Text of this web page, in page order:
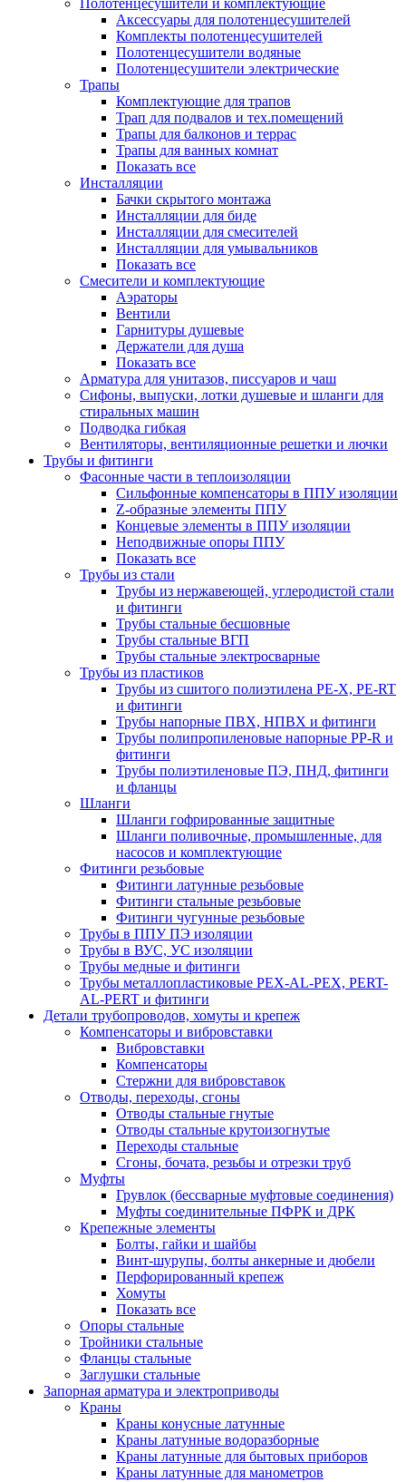
Полотенцесушители и комплектующие
Аксессуары для полотенцесушителей
Комплекты полотенцесушителей
Полотенцесушители водяные
Полотенцесушители электрические
Трапы
Комплектующие для трапов
Трап для подвалов и тех.помещений
Трапы для балконов и террас
Трапы для ванных комнат
Показать все
Инсталляции
Бачки скрытого монтажа
Инсталляции для биде
Инсталляции для смесителей
Инсталляции для умывальников
Показать все
Смесители и комплектующие
Аэраторы
Вентили
Гарнитуры душевые
Держатели для душа
Показать все
Арматура для унитазов, писсуаров и чаш
Сифоны, выпуски, лотки душевые и шланги для
стиральных машин
Подводка гибкая
Вентиляторы, вентиляционные решетки и лючки
Трубы и фитинги
Фасонные части в теплоизоляции
Cильфонные компенсаторы в ППУ изоляции
Z-образные элементы ППУ
Концевые элементы в ППУ изоляции
Неподвижные опоры ППУ
Показать все
Трубы из стали
Трубы из нержавеющей, углеродистой стали
и фитинги
Трубы стальные бесшовные
Трубы стальные ВГП
Трубы стальные электросварные
Трубы из пластиков
Трубы из сшитого полиэтилена PE-X, PE-RT
и фитинги
Трубы напорные ПВХ, НПВХ и фитинги
Трубы полипропиленовые напорные PP-R и
фитинги
Трубы полиэтиленовые ПЭ, ПНД, фитинги
и фланцы
Шланги
Шланги гофрированные защитные
Шланги поливочные, промышленные, для
насосов и комплектующие
Фитинги резьбовые
Фитинги латунные резьбовые
Фитинги стальные резьбовые
Фитинги чугунные резьбовые
Трубы в ППУ ПЭ изоляции
Трубы в ВУС, УС изоляции
Трубы медные и фитинги
Трубы металлопластиковые PEX-AL-PEX, PERT-
AL-PERT и фитинги
Детали трубопроводов, хомуты и крепеж
Компенсаторы и вибровставки
Вибровставки
Компенсаторы
Стержни для вибровставок
Отводы, переходы, сгоны
Отводы стальные гнутые
Отводы стальные крутоизогнутые
Переходы стальные
Сгоны, бочата, резьбы и отрезки труб
Муфты
Грувлок (бессварные муфтовые соединения)
Муфты соединительные ПФРК и ДРК
Крепежные элементы
Болты, гайки и шайбы
Винт-шурупы, болты анкерные и дюбели
Перфорированный крепеж
Хомуты
Показать все
Опоры стальные
Тройники стальные
Фланцы стальные
Заглушки стальные
Запорная арматура и электроприводы
Краны
Краны конусные латунные
Краны латунные водоразборные
Краны латунные для бытовых приборов
Краны латунные для манометров